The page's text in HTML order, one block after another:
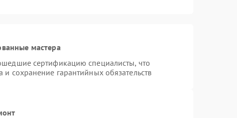
мастера
сертификацию специалисты, что
и сохранение гарантийных обязательств